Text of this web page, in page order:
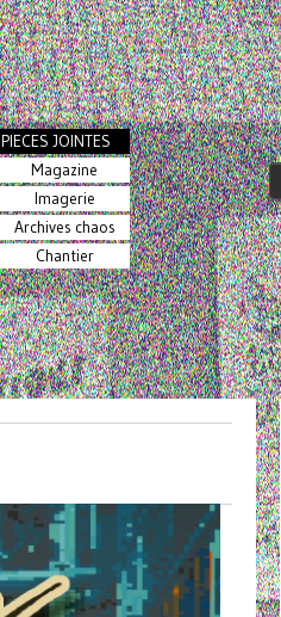
PIECES JOINTES
Magazine
Imagerie
Archives chaos
Chantier